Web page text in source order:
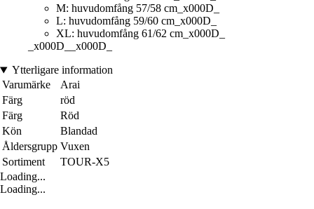
M: huvudomfång 57/58 cm_x000D_
L: huvudomfång 59/60 cm_x000D_
XL: huvudomfång 61/62 cm_x000D_
_x000D__x000D_
Ytterligare information
Varumärke
Arai
Färg
röd
Färg
Röd
Kön
Blandad
Åldersgrupp Vuxen
Sortiment
TOUR-X5
Loading...
Loading...